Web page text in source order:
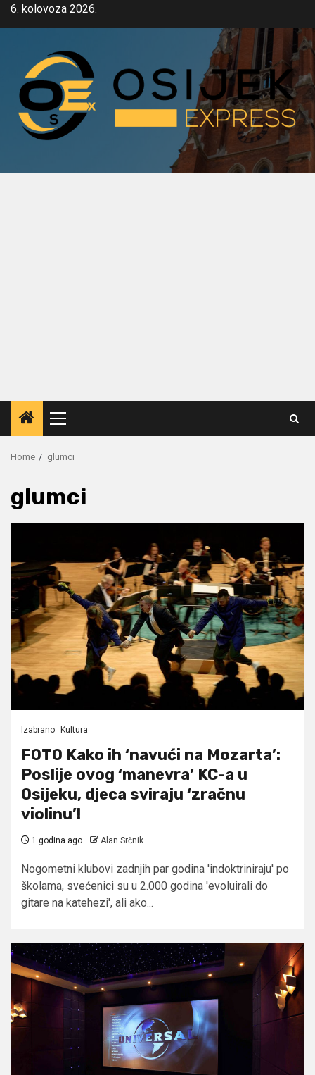
Skip6. kolovoza 2026.
Primary
Menu
Home glumci
glumci
Izabrano Kultura
FOTO Kako ih ‘navući na Mozarta’:
Poslije ovog ‘manevra’ KC-a u
Osijeku, djeca sviraju ‘zračnu
violinu’!
1 godina ago Alan Srčnik
Nogometni klubovi zadnjih par godina 'indoktriniraju' po
školama, svećenici su u 2.000 godina 'evoluirali do
gitare na katehezi', ali ako...